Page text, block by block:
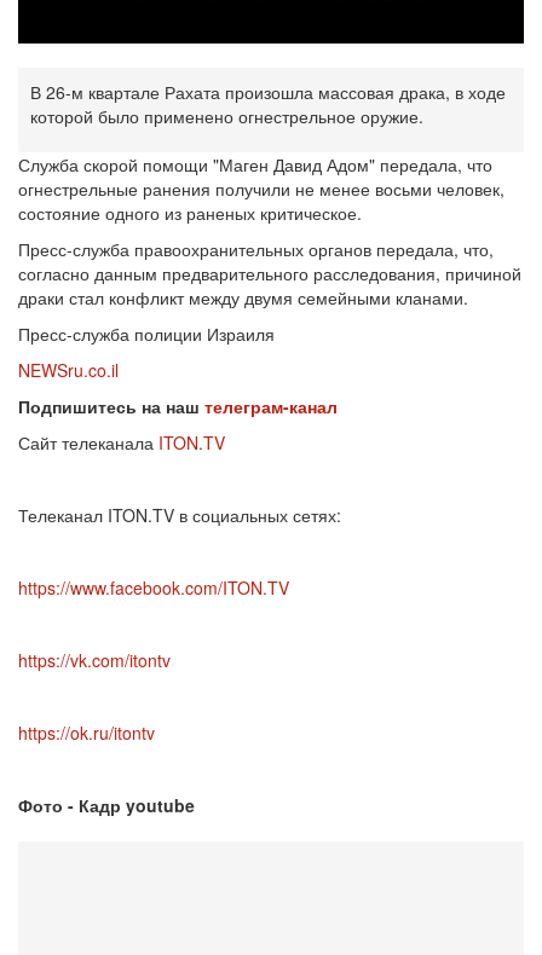
В 26-м квартале Рахата произошла массовая драка, в ходе
которой было применено огнестрельное оружие.
Служба скорой помощи "Маген Давид Адом" передала, что
огнестрельные ранения получили не менее восьми человек,
состояние одного из раненых критическое.
Пресс-служба правоохранительных органов передала, что,
согласно данным предварительного расследования, причиной
драки стал конфликт между двумя семейными кланами.
Пресс-служба полиции Израиля
NEWSru.co.il
Подпишитесь на наш телеграм-канал
Сайт телеканала ITON.TV
Телеканал ITON.TV в социальных сетях:
https://www.facebook.com/ITON.TV
https://vk.com/itontv
https://ok.ru/itontv
Фото - Кадр youtube